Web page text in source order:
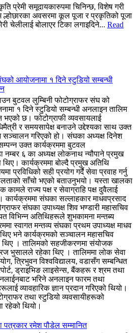
प्रेमी समूदायकारुपमा चिनिन्छ, विशेष गरी
ल्होछारका अवसरमा कूल पूजा र प्रकृतिको पूजा
चेलीलाई बोलाएर टिका लगाइदिने... Read
आयोजनामा १ दिने स्टुडियो सम्बन्धी
बुटवल लुम्बिनी फोटोग्राफर संघ को
१ दिने स्टुडियो सम्बन्धी अनलाइन तालिम
भएको छ। फोटोग्राफी व्यवसायलाई
र समयसापेक्ष बनाउने उद्देश्यका साथ उक्त
सञ्चालन गरिएको हो। संघका अध्यक्ष दिनेश
उक्त कार्यक्रममा बुटवल
नम्बर ६ का अध्यक्ष लोकनाथ न्यौपाने प्रमुख
कार्यक्रममा बोल्दै प्रमुख अतिथि
प्रविधिको सही प्रयोग गर्दै सेवा प्रवाह गर्नु
साँचो भएको बताउनुभयो। यस्ता खालका
कामले राज्य पक्ष र सेवाग्राहि पक्ष दुवैलाई
कार्यक्रममा संघका सल्लाहकार माधवप्रसाद
संघका उपाध्यक्ष शिव भण्डारी महासचिव
विभिन्न अतिथिहरूले शुभकामना मन्तब्य
स्वागत मन्तव्य संघका प्रथम उपाध्यक्ष माधव
भने कार्यक्रमको सञ्चालन महासचिव
थिए । तालिमको सहजीकरणमा संयोजक
भुसालले रहेका थिए । तालिममा लोक सेवा
त्रिभुवन विश्वविद्यालय, वडासँग सम्बन्धित
ड्राइभिङ लाइसेन्स, बैंकहरू र श्रम तथा
भरिने अनलाइन फारम तथा
व्यावहारिक ज्ञान प्रदान गरिएको थियो।
तथा स्टुडियो व्यवसायीहरूको
रहेको थियो।
पत्रकार रमेश पौडेल सम्मानित